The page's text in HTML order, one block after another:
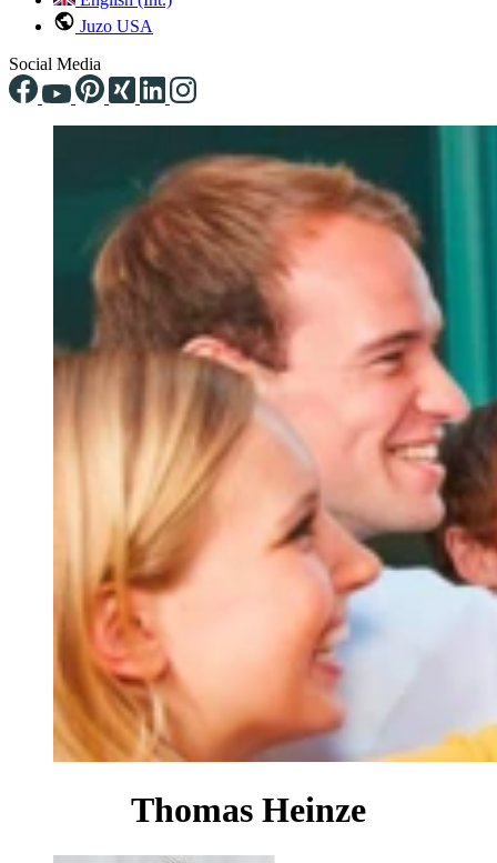
Juzo USA
Social Media
Thomas Heinze